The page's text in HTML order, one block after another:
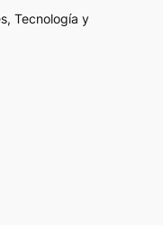
Tecnología y